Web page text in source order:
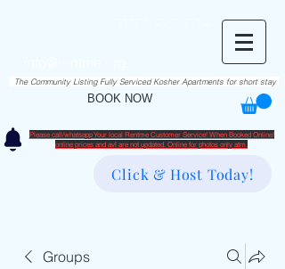
BOOK NOW
The Community Listing Fully Serviced Kosher Apartments for short stay
Please call/whatsapp Your local Rentme Customer Service! When Booked Online!
​online prices and avl are not updated. Online for photos only atm.
Click & Host Today!
Groups